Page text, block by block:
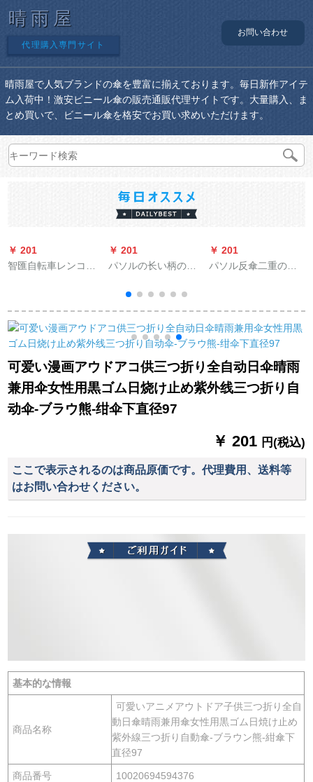
晴雨屋
代理購入専門サイト
お問い合わせ
晴雨屋で人気ブランドの傘を豊富に揃えております。毎日新作アイテ
ム入荷中！激安ビニール傘の販売通販代理サイトです。大量購入、ま
とめ買いで、ビニール傘を格安でお買い求めいただけます。
￥ 201
智匯自転車レンコー
ァン电気自动车アウ
ドアポンチ水晶-シン
グルス
￥ 201
パソルの长い柄の伞
きなサズの16骨の全
自动半分をつけま
す。2人の大きな伞の
黒いゴムをつけて紫
外线の晴雨を防ぎま
す。伞の日伞のパソ
ルビルです。
￥ 201
パソル反傘二重の超
車免持式立ちがする
ことができます。
可爱い漫画アウドアコ供三つ折り全自动日伞晴雨
兼用伞女性用黒ゴム日烧け止め紫外线三つ折り自
动伞-ブラウ熊-绀伞下直径97
￥ 201 円(税込)
ここで表示されるのは商品原価です。代理費用、送料等
はお問い合わせください。
基本的な情報
商品名称
可愛いアニメアウトドア子供三つ折り全自
動日傘晴雨兼用傘女性用黒ゴム日焼け止め
紫外線三つ折り自動傘-ブラウン熊-紺傘下
直径97
商品番号 10020694594376